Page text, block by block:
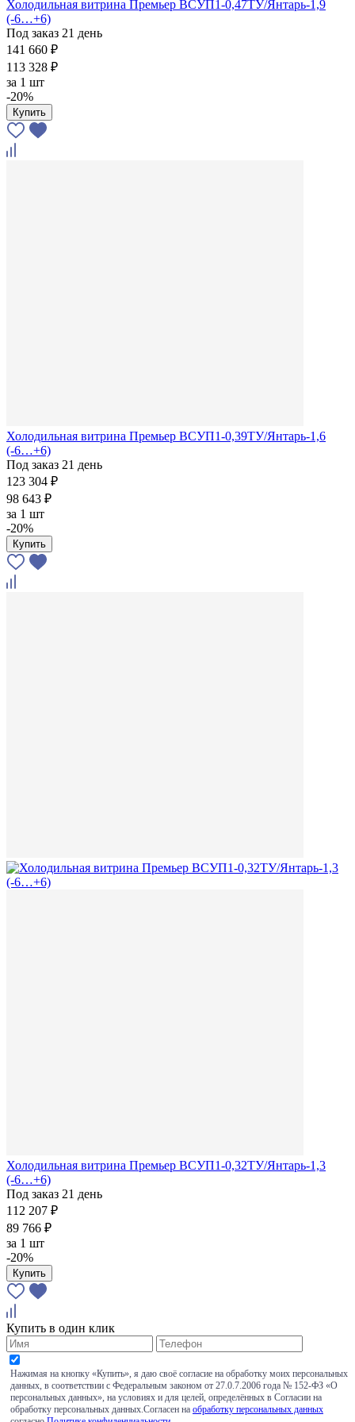
Холодильная витрина Премьер ВСУП1-0,47ТУ/Янтарь-1,9
(-6…+6)
Под заказ 21 день
141 660 ₽
113 328 ₽
за 1 шт
-20%
Купить
Холодильная витрина Премьер ВСУП1-0,39ТУ/Янтарь-1,6
(-6…+6)
Под заказ 21 день
123 304 ₽
98 643 ₽
за 1 шт
-20%
Купить
Холодильная витрина Премьер ВСУП1-0,32ТУ/Янтарь-1,3
(-6…+6)
Под заказ 21 день
112 207 ₽
89 766 ₽
за 1 шт
-20%
Купить
Купить в один клик
Нажимая на кнопку «Купить», я даю своё согласие на обработку моих персональных
данных, в соответствии с Федеральным законом от 27.0.7.2006 года № 152-ФЗ «О
персональных данных», на условиях и для целей, определённых в Согласии на
обработку персональных данных.Согласен на обработку персональных данных